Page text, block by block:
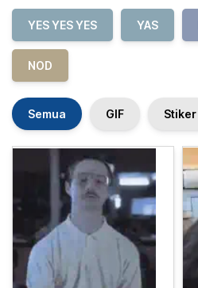
YES YES YES YAS
NOD
Semua GIF Stiker